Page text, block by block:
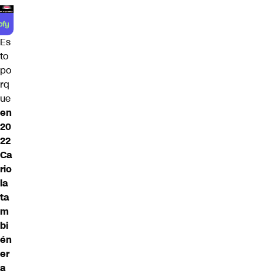
Es
to
po
rq
ue
en
20
22
Ca
rio
la
ta
m
bi
én
er
a